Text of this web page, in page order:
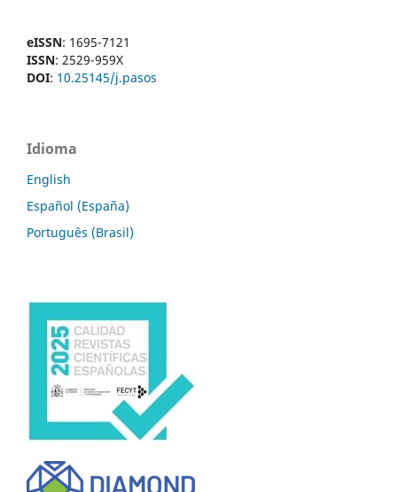
eISSN: 1695-7121
ISSN: 2529-959X
DOI: 10.25145/j.pasos
Idioma
English
Español (España)
Português (Brasil)